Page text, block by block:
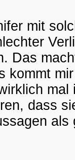
mit
Das
kommt
dass